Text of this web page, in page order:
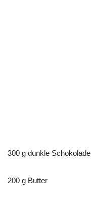
300 g dunkle Schokolade
200 g Butter